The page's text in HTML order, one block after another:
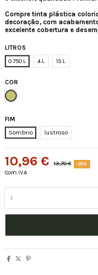
Compre tinta plástica
decoração, com
excelente cobertura e
LITROS
0.750 L
4 L 15 L
COR
Verde natural
FIM
Sombrio
lustroso
10,96 € 13,70 € -20%
Com IVA